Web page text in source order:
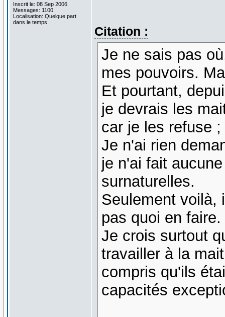
Inscrit le: 08 Sep 2006
Messages: 1100
Localisation: Quelque part
dans le temps
Citation :
Je ne sais pas
mes pouvoirs.
Et pourtant,
je devrais les
car je les refuse
Je n'ai rien
je n'ai fait
surnaturelles.
Seulement voilà,
pas quoi en faire.
Je crois surtout
travailler à la
compris qu'ils
capacités